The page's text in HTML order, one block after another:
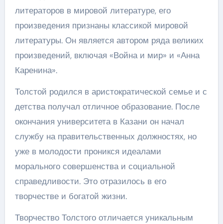
литераторов в мировой литературе, его
произведения признаны классикой мировой
литературы. Он является автором ряда великих
произведений, включая «Война и мир» и «Анна
Каренина».
Толстой родился в аристократической семье и с
детства получал отличное образование. После
окончания университета в Казани он начал
службу на правительственных должностях, но
уже в молодости проникся идеалами
морального совершенства и социальной
справедливости. Это отразилось в его
творчестве и богатой жизни.
Творчество Толстого отличается уникальным